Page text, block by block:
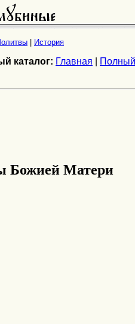
История
каталог: Главная
Божией Матери